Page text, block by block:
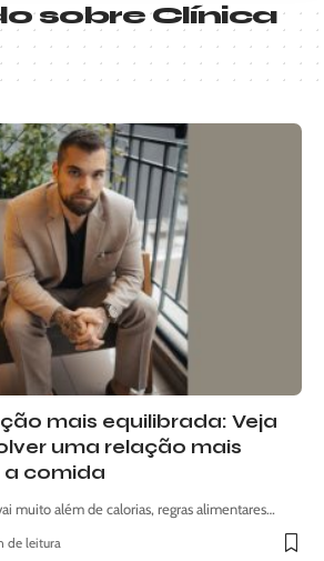
sobre Clínica
mais equilibrada: Veja
uma relação mais
comida
muito além de calorias, regras alimentares…
de leitura